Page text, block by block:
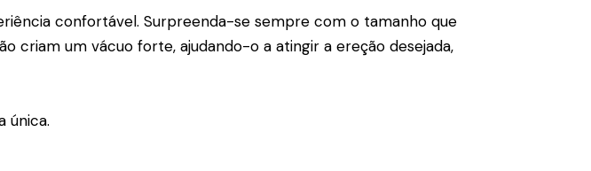
confortável. Surpreenda-se sempre com o tamanho que
criam um vácuo forte, ajudando-o a atingir a ereção desejada,
única.